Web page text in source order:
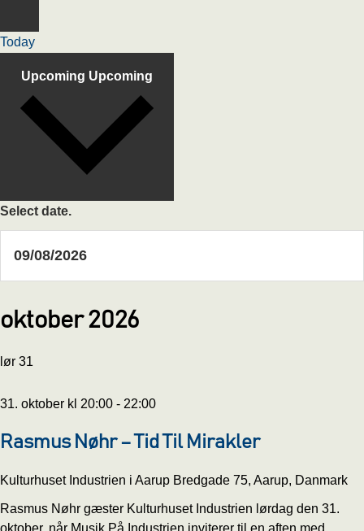
Today
Upcoming Upcoming
Select date.
oktober 2026
lør 31
31. oktober kl 20:00 - 22:00
Rasmus Nøhr – Tid Til Mirakler
Kulturhuset Industrien i Aarup Bredgade 75, Aarup, Danmark
Rasmus Nøhr gæster Kulturhuset Industrien lørdag den 31.
oktober, når Musik På Industrien inviterer til en aften med